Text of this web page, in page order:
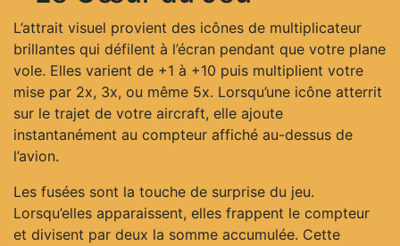
L’attrait visuel provient des icônes de multiplicateur
brillantes qui défilent à l’écran pendant que votre plane
vole. Elles varient de +1 à +10 puis multiplient votre
mise par 2x, 3x, ou même 5x. Lorsqu’une icône atterrit
sur le trajet de votre aircraft, elle ajoute
instantanément au compteur affiché au-dessus de
l’avion.
Les fusées sont la touche de surprise du jeu.
Lorsqu’elles apparaissent, elles frappent le compteur
et divisent par deux la somme accumulée. Cette